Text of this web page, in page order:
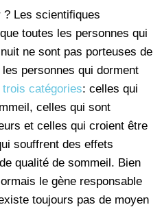
Les scientifiques
toutes les personnes qui
ne sont pas porteuses de
personnes qui dorment
catégories: celles qui
celles qui sont
et celles qui croient être
souffrent des effets
qualité de sommeil. Bien
le gène responsable
toujours pas de moyen